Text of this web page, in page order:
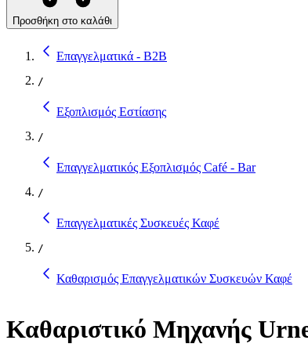
Προσθήκη στο καλάθι
Επαγγελματικά - B2B
/
Εξοπλισμός Εστίασης
/
Επαγγελματικός Εξοπλισμός Café - Bar
/
Επαγγελματικές Συσκευές Καφέ
/
Καθαρισμός Επαγγελματικών Συσκευών Καφέ
Καθαριστικό Μηχανής